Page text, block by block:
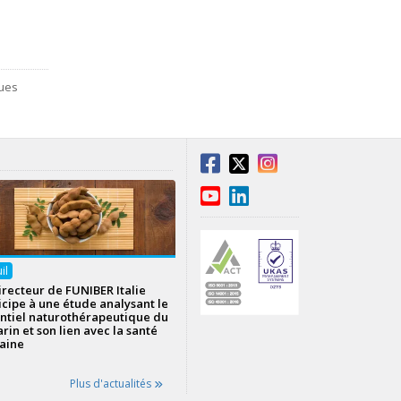
de FUNIBER Italie
à une étude analysant le
naturothérapeutique du
et son lien avec la santé
Plus d'actualités